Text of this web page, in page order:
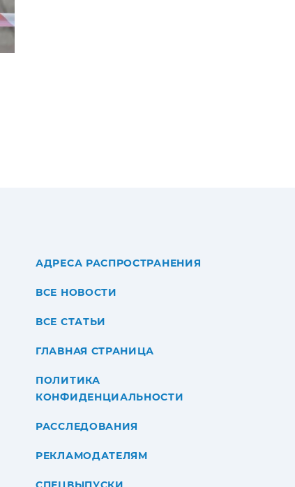
АДРЕСА РАСПРОСТРАНЕНИЯ
ВСЕ НОВОСТИ
ВСЕ СТАТЬИ
ГЛАВНАЯ СТРАНИЦА
ПОЛИТИКА
КОНФИДЕНЦИАЛЬНОСТИ
РАССЛЕДОВАНИЯ
РЕКЛАМОДАТЕЛЯМ